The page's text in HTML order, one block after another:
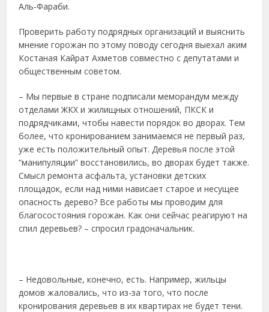
Аль-Фараби.
Проверить работу подрядных организаций и выяснить
мнение горожан по этому поводу сегодня выехал аким
Костаная Кайрат Ахметов совместно с депутатами и
общественным советом.
– Мы первые в стране подписали меморандум между
отделами ЖКХ и жилищных отношений, ПКСК и
подрядчиками, чтобы навести порядок во дворах. Тем
более, что кронированием занимаемся не первый раз,
уже есть положительный опыт. Деревья после этой
“манипуляции” восстановились, во дворах будет также.
Смысл ремонта асфальта, установки детских
площадок, если над ними нависает старое и несущее
опасность дерево? Все работы мы проводим для
благосостояния горожан. Как они сейчас реагируют на
спил деревьев? – спросил градоначальник.
– Недовольные, конечно, есть. Например, жильцы
домов жаловались, что из-за того, что после
кронирования деревьев в их квартирах не будет тени.